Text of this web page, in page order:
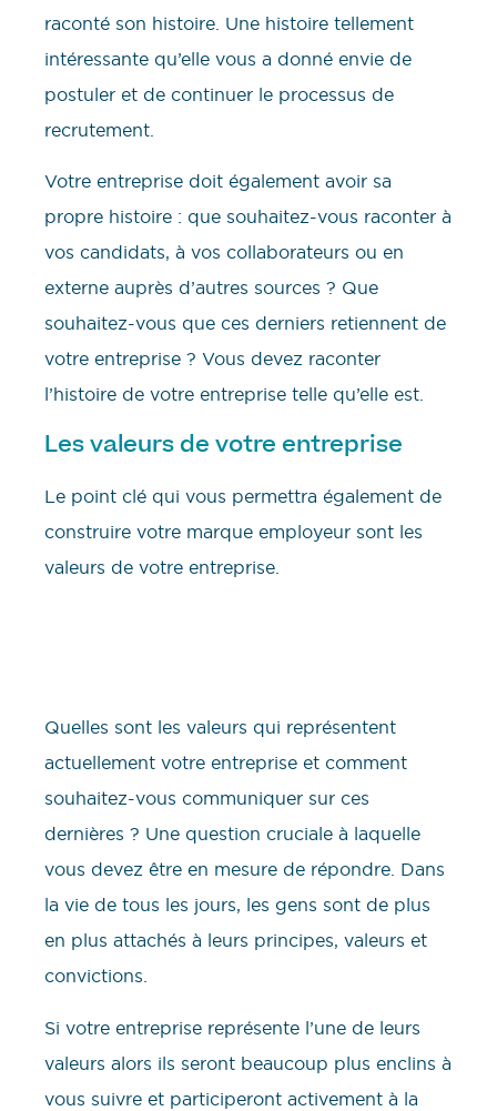
raconté son histoire. Une histoire tellement
intéressante qu’elle vous a donné envie de
postuler et de continuer le processus de
recrutement.
Votre entreprise doit également avoir sa
propre histoire : que souhaitez-vous raconter à
vos candidats, à vos collaborateurs ou en
externe auprès d’autres sources ? Que
souhaitez-vous que ces derniers retiennent de
votre entreprise ? Vous devez raconter
l’histoire de votre entreprise telle qu’elle est.
Les valeurs de votre entreprise
Le point clé qui vous permettra également de
construire votre marque employeur sont les
valeurs de votre entreprise.
Quelles sont les valeurs qui représentent
actuellement votre entreprise et comment
souhaitez-vous communiquer sur ces
dernières ? Une question cruciale à laquelle
vous devez être en mesure de répondre. Dans
la vie de tous les jours, les gens sont de plus
en plus attachés à leurs principes, valeurs et
convictions.
Si votre entreprise représente l’une de leurs
valeurs alors ils seront beaucoup plus enclins à
vous suivre et participeront activement à la